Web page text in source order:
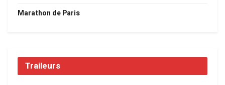
Marathon de Paris
Traileurs